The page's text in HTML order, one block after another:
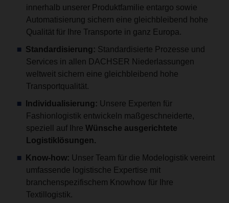
innerhalb unserer Produktfamilie entargo sowie
Automatisierung sichern eine gleichbleibend hohe
Qualität für Ihre Transporte in ganz Europa.
Standardisierung: Standardisierte Prozesse und
Services in allen DACHSER Niederlassungen
weltweit sichern eine gleichbleibend hohe
Transportqualität.
Individualisierung: Unsere Experten für
Fashionlogistik entwickeln maßgeschneiderte,
speziell auf IhreWünsche ausgerichtete
Logistiklösungen.
Know-how: Unser Team für die Modelogistik vereint
umfassende logistische Expertise mit
branchenspezifischem Knowhow für Ihre
Textillogistik.